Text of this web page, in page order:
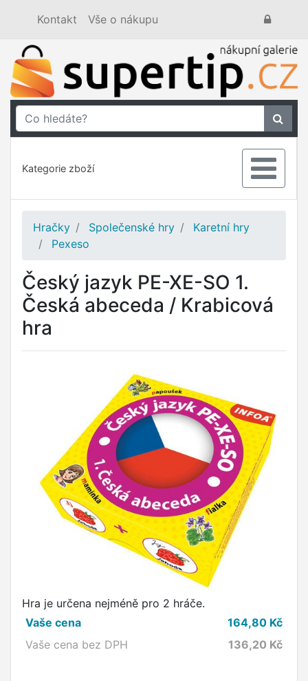
Kontakt Vše o nákupu
Kategorie zboží
Hračky Společenské hry
Karetní hry
Pexeso
Český jazyk PE-XE-SO 1.
Česká abeceda / Krabicová
hra
Hra je určena nejméně pro 2 hráče.
Vaše cena
164,80 Kč
Vaše cena bez DPH
136,20 Kč